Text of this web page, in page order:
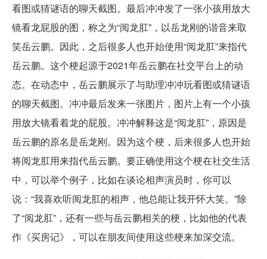
看图或猜谜语的聊天截图。最后冲冲发了一张小孩用放大
镜看龙屁股的图，称之为“阅龙肛”，以岳龙刚的谐音来取
笑岳云鹏。因此，之后很多人也开始使用“阅龙肛”来指代
岳云鹏。这个梗起源于2021年岳云鹏在社交平台上的动
态。在动态中，岳云鹏展示了与助理冲冲玩看图或猜谜语
的聊天截图。冲冲最后发来一张图片，图片上有一个小孩
用放大镜看着龙的屁股。冲冲解释这是“阅龙肛”，原因是
岳云鹏的原名是岳龙刚。因为这个梗，后来很多人也开始
将阅龙肛用来指代岳云鹏。要正确使用这个梗在社交生活
中，可以举个例子，比如在谈论相声演员时，你可以
说：“我喜欢听阅龙肛的相声，他总能让我开怀大笑。”除
了“阅龙肛”，还有一些与岳云鹏相关的梗，比如他的代表
作《买房记》，可以在朋友间使用这些梗来加深交流。